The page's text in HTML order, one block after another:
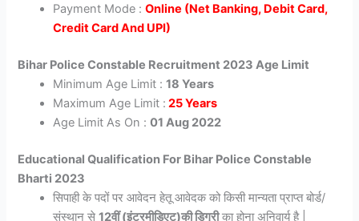
Payment Mode :Online (Net Banking, Debit Card,
Credit Card And UPI)
Bihar Police Constable Recruitment 2023 Age Limit
Minimum Age Limit :18 Years
Maximum Age Limit : 25 Years
Age Limit As On :01 Aug 2022
Educational Qualification For Bihar Police Constable
Bharti 2023
सिपाही के पदों पर आवेदन हेतू आवेदक को किसी मान्यता प्राप्त बोर्ड/
संस्थान से12वीं (इंटरमीडिएट)की डिग्रीका होना अनिवार्य है |